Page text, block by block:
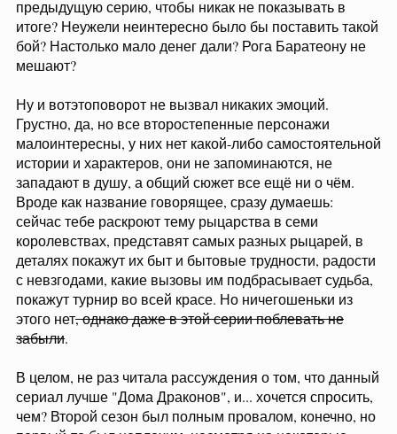
Зрители целую неделю ждали поединка, который через
пару минут обрубили невероятно затянувшимся
флешбеком, мало связанным с происходящими
событиями. Зачем? Его бы сократить раз в 10,
Дунком нависала угроза смерти - тут сама ситуация
располагает к тому, чтобы проанализировать причины
своего поступка, но прерывать поединок смысла ноль
целых ноль десятых. Сам поединок вызвал зевоту и
недоумение: Дунк, родной, ты с такими-то скиллами
ещё и намеревался целый турнир выигрывать?
Почему Эйрион его не добил? В чём смысл был
выдвигать обвинения, требовать суд семерых,
яростно нападать на своего противника, пользуясь
всем, что только под руку подвернётся, чтобы в конце
отойти в сторонку, будучи серьёзно раненым? Вот он
дебилушка? Чем всё это время занимались другие
участники? Вы их поиску посвятили почти всю
итоге? Неужели неинтересно было бы поставить такой
бой? Настолько мало денег дали? Рога Баратеону не
мешают?